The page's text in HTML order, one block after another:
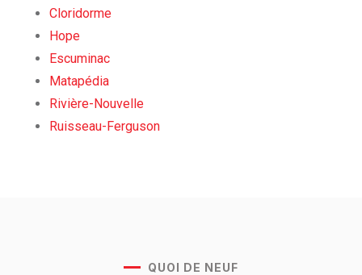
Cloridorme
Hope
Escuminac
Matapédia
Rivière-Nouvelle
Ruisseau-Ferguson
QUOI DE NEUF